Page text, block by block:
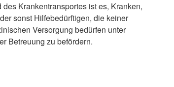
des Krankentransportes ist es, Kranken,
sonst Hilfebedürftigen, die keiner
Versorgung bedürfen unter
Betreuung zu befördern.